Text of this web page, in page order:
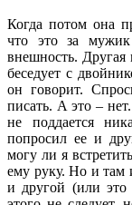
Когда потом она
что это за
внешность. Другая
беседует с
он говорит.
писать. А это –
не поддается
попросил ее и
могу ли я
ему руку. Но и там
и другой (или